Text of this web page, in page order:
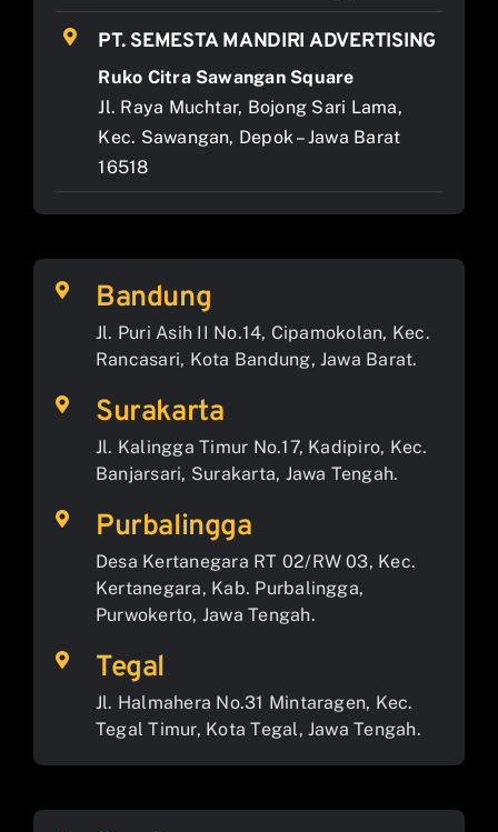
PT. SEMESTA MANDIRI ADVERTISING
Ruko Citra Sawangan Square
Jl. Raya Muchtar, Bojong Sari Lama,
Kec. Sawangan, Depok – Jawa Barat
16518
Bandung
Jl. Puri Asih II No.14, Cipamokolan, Kec.
Rancasari, Kota Bandung, Jawa Barat.
Surakarta
Jl. Kalingga Timur No.17, Kadipiro, Kec.
Banjarsari, Surakarta, Jawa Tengah.
Purbalingga
Desa Kertanegara RT 02/RW 03, Kec.
Kertanegara, Kab. Purbalingga,
Purwokerto, Jawa Tengah.
Tegal
Jl. Halmahera No.31 Mintaragen, Kec.
Tegal Timur, Kota Tegal, Jawa Tengah.